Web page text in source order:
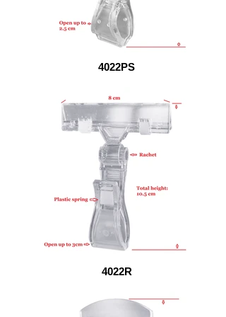
4022PS
4022R